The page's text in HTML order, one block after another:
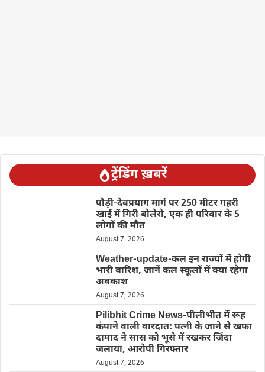
ट्रेंडिंग ख़बरें
पौड़ी-देवप्रयाग मार्ग पर 250 मीटर गहरी
खाई में गिरी बोलेरो, एक ही परिवार के 5
लोगों की मौत
August 7, 2026
Weather-update-कल इन राज्यों में होगी
भारी बारिश, जानें कल स्कूलों में क्या रहेगा
अवकाश
August 7, 2026
Pilibhit Crime News-पीलीभीत में रूह
कंपाने वाली वारदात: पत्नी के जाने से खफा
दामाद ने सास को भूसे में रखकर जिंदा
जलाया, आरोपी गिरफ्तार
August 7, 2026